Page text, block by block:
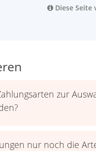
Diese Seite
zur
nur noch die